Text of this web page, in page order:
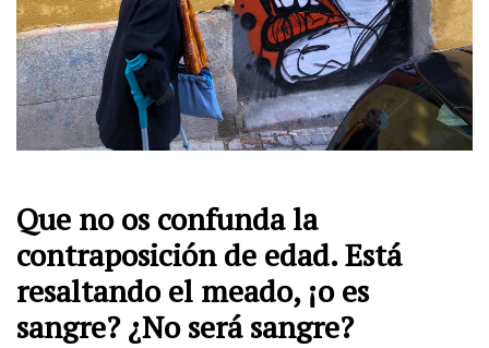
Que no os confunda la
contraposición de edad. Está
resaltando el meado, ¡o es
sangre? ¿No será sangre?